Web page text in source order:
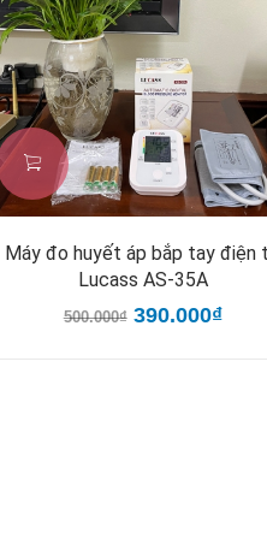
Máy đo huyết áp bắp tay điện
Lucass AS-35A
500.000₫390.000₫